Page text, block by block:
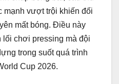
mạnh vượt trội khiến đối
mất bóng. Điều này
chơi pressing mà đội
trong suốt quá trình
Cup 2026.